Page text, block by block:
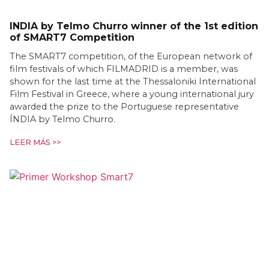
INDIA by Telmo Churro winner of the 1st edition
of SMART7 Competition
The SMART7 competition, of the European network of
film festivals of which FILMADRID is a member, was
shown for the last time at the Thessaloniki International
Film Festival in Greece, where a young international jury
awarded the prize to the Portuguese representative
ÍNDIA by Telmo Churro.
LEER MÁS >>